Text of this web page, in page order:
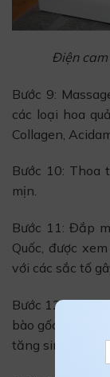
Điện
Bước 9:
các loại hoa
Collagen,
Bước 10: Thoa
mịn.
Bước 11: Đắp
Quốc, được
với các sắc tố
Bước 12: Dùng
bào gốc của da
tăng sinh